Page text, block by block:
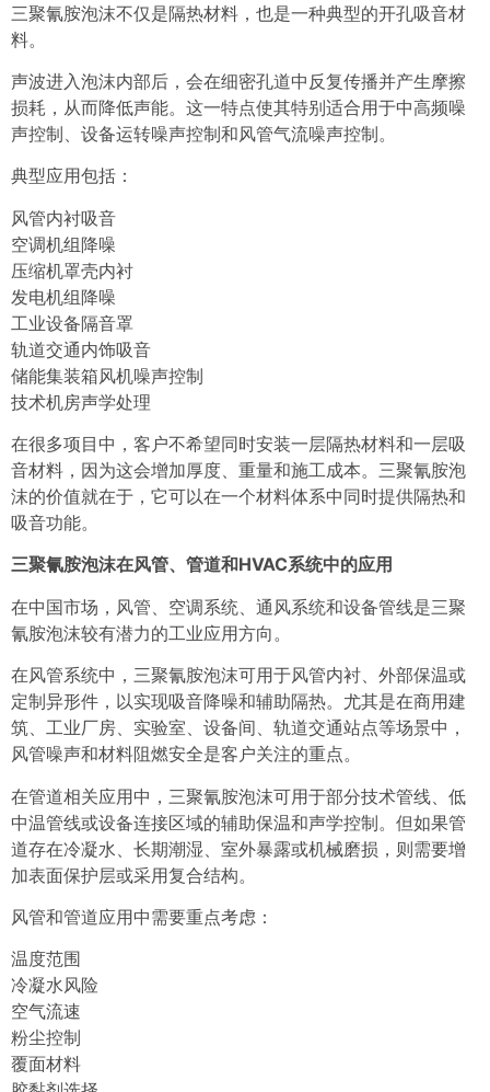
三聚氰胺泡沫不仅是隔热材料，也是一种典型的开孔吸音材
料。
声波进入泡沫内部后，会在细密孔道中反复传播并产生摩擦
损耗，从而降低声能。这一特点使其特别适合用于中高频噪
声控制、设备运转噪声控制和风管气流噪声控制。
典型应用包括：
风管内衬吸音
空调机组降噪
压缩机罩壳内衬
发电机组降噪
工业设备隔音罩
轨道交通内饰吸音
储能集装箱风机噪声控制
技术机房声学处理
在很多项目中，客户不希望同时安装一层隔热材料和一层吸
音材料，因为这会增加厚度、重量和施工成本。三聚氰胺泡
沫的价值就在于，它可以在一个材料体系中同时提供隔热和
吸音功能。
三聚氰胺泡沫在风管、管道和HVAC系统中的应用
在中国市场，风管、空调系统、通风系统和设备管线是三聚
氰胺泡沫较有潜力的工业应用方向。
在风管系统中，三聚氰胺泡沫可用于风管内衬、外部保温或
定制异形件，以实现吸音降噪和辅助隔热。尤其是在商用建
筑、工业厂房、实验室、设备间、轨道交通站点等场景中，
风管噪声和材料阻燃安全是客户关注的重点。
在管道相关应用中，三聚氰胺泡沫可用于部分技术管线、低
中温管线或设备连接区域的辅助保温和声学控制。但如果管
道存在冷凝水、长期潮湿、室外暴露或机械磨损，则需要增
加表面保护层或采用复合结构。
风管和管道应用中需要重点考虑：
温度范围
冷凝水风险
空气流速
粉尘控制
覆面材料